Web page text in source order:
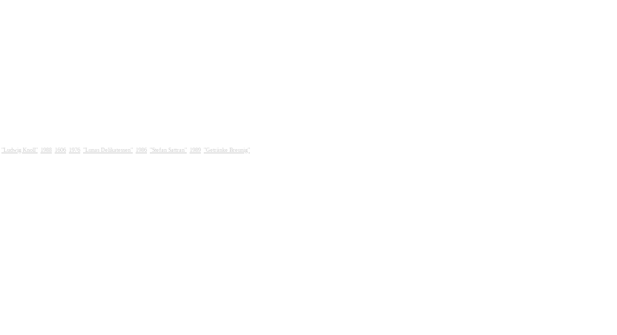
"Ludwig Knoll" 1988 1606 1976 "Lunas Delikatessen" 1986 "Stefan Sattran" 1989 "Getränke Breunig"